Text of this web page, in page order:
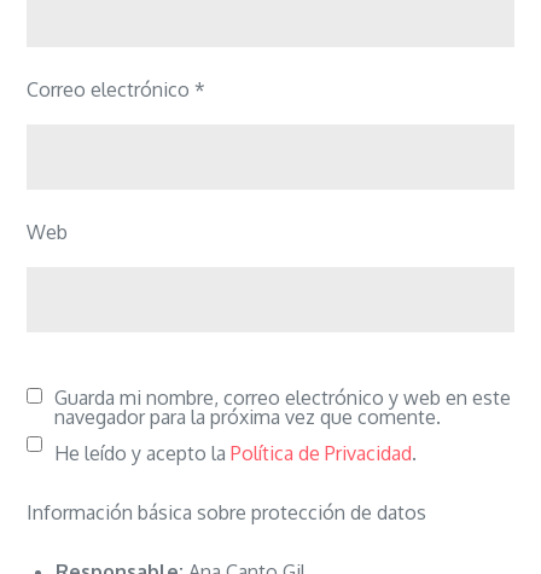
Correo electrónico *
Web
Guarda mi nombre, correo electrónico y web en este
navegador para la próxima vez que comente.
He leído y acepto laPolítica de Privacidad.
Información básica sobre protección de datos